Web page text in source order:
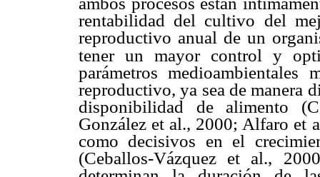
rentabilidad del cultivo del
reproductivo anual de un
tener un mayor control y
parámetros medioambientales
reproductivo, ya sea de manera
disponibilidad de alimento
González et al., 2000; Alfaro et
como decisivos en el
(Ceballos-Vázquez et al.,